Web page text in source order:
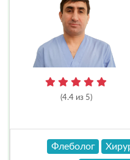
(4.4 из 5)
Флеболог